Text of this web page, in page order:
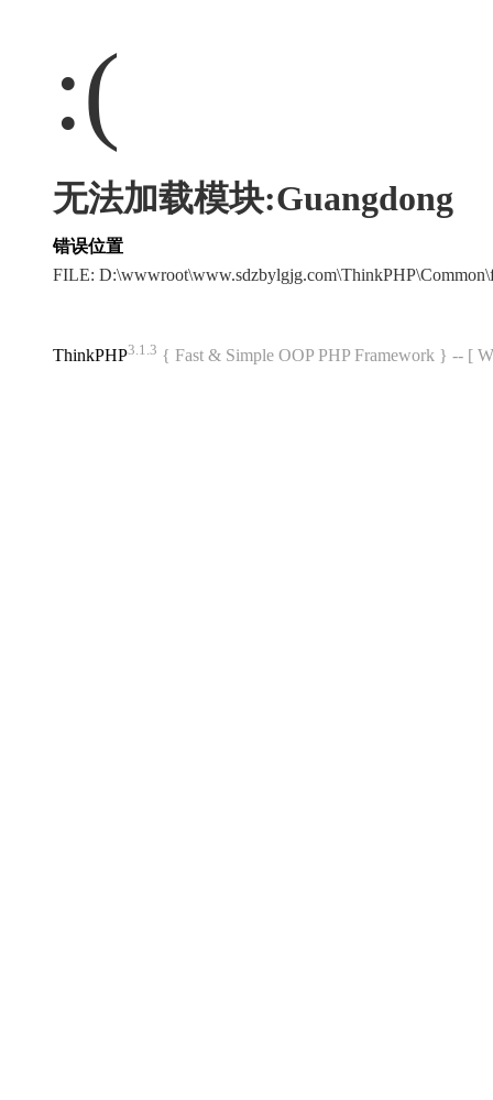
:(
无法加载模块:Guangdong
错误位置
FILE:
ThinkPHP3.1.3 { Fast & Simple OOP PHP Framework } -- [